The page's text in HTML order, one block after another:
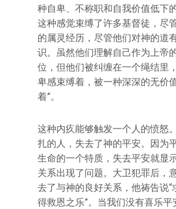
种自卑、不称职和自我价值低下
这种感觉束缚了许多基督徒，尽
的属灵经历，尽管他们对神的道
识。虽然他们理解自己作为上帝
位，但他们被纠缠在一个绳结里
卑感束缚着，被一种深深的无价
着”。
这种内疚能够触发一个人的愤怒
扎的人，失去了神的平安。因为
生命的一个特质，失去平安就显
关系出现了问题。大卫犯罪后，
去了与神的良好关系，他祷告说“
得救恩之乐”。当我们没有喜乐平